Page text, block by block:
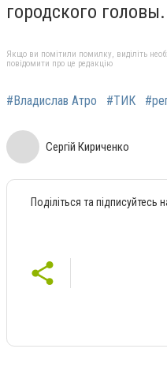
городского головы.
Якщо ви помітили помилку, виділіть
повідомити про це редакцію
#Владислав Атро #ТИК
Сергій Кириченко
Поділіться та підписуйтесь